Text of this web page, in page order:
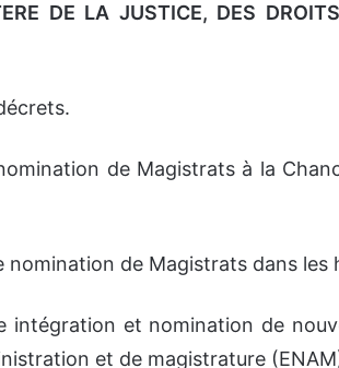
DE LA JUSTICE, DES
de Magistrats à la
nomination de Magistrats dans les
intégration et nomination de
et de magistrature